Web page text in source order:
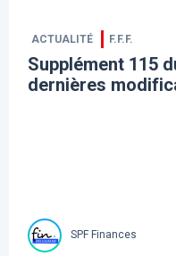
ACTUALITÉ F.F.F.
Supplément 115
dernières
SPF Finances